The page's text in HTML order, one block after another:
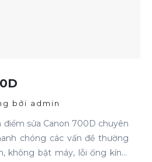
bởi admin
điểm sửa Canon 700D chuyên
chóng các vấn đề thường
không bật máy, lỗi ống kính,